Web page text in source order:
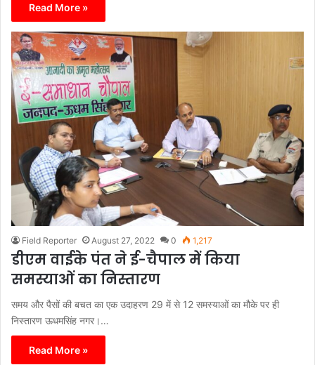
Read More »
Field Reporter August 27, 2022 0 1,217
डीएम वाईके पंत ने ई-चैपाल में किया
समस्याओं का निस्तारण
समय और पैसों की बचत का एक उदाहरण 29 में से 12 समस्याओं का मौके पर ही
निस्तारण ऊधमसिंह नगर।…
Read More »